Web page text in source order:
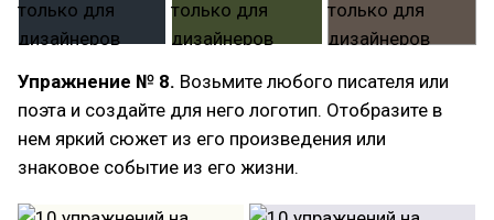
Упражнение № 8. Возьмите любого писателя или
поэта и создайте для него логотип. Отобразите в
нем яркий сюжет из его произведения или
знаковое событие из его жизни.